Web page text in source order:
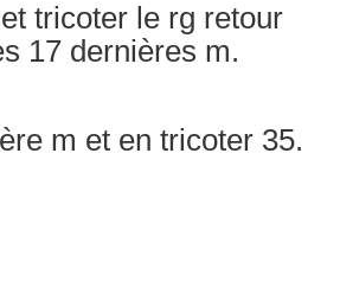
et tricoter le rg retour
17 dernières m.
m et en tricoter 35.